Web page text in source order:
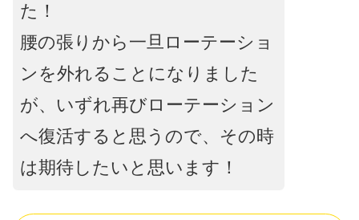
た！
腰の張りから一旦ローテーショ
ンを外れることになりました
が、いずれ再びローテーション
へ復活すると思うので、その時
は期待したいと思います！